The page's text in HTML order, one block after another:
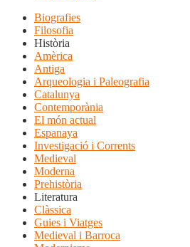
Biografies
Filosofia
Història
Amèrica
Antiga
Arqueologia i Paleografia
Catalunya
Contemporània
El món actual
Espanaya
Investigació i Corrents
Medieval
Moderna
Prehistòria
Literatura
Clàssica
Guies i Viatges
Medieval i Barroca